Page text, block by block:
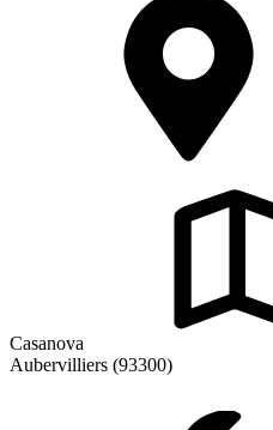
Casanova
Aubervilliers (93300)